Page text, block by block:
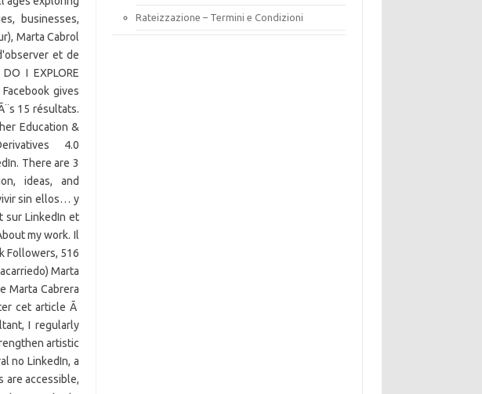
Rateizzazione – Termini e Condizioni